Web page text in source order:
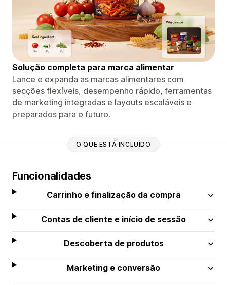
Solução completa para marca alimentar
Lance e expanda as marcas alimentares com
secções flexíveis, desempenho rápido, ferramentas
de marketing integradas e layouts escaláveis ​​e
preparados para o futuro.
O QUE ESTÁ INCLUÍDO
Funcionalidades
Carrinho e finalização da compra
Contas de cliente e início de sessão
Descoberta de produtos
Marketing e conversão